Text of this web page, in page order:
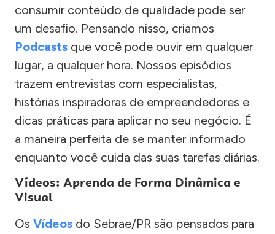
consumir conteúdo de qualidade pode ser
um desafio. Pensando nisso, criamos
Podcasts que você pode ouvir em qualquer
lugar, a qualquer hora. Nossos episódios
trazem entrevistas com especialistas,
histórias inspiradoras de empreendedores e
dicas práticas para aplicar no seu negócio. É
a maneira perfeita de se manter informado
enquanto você cuida das suas tarefas diárias.
Vídeos: Aprenda de Forma Dinâmica e
Visual
Os Vídeos do Sebrae/PR são pensados para